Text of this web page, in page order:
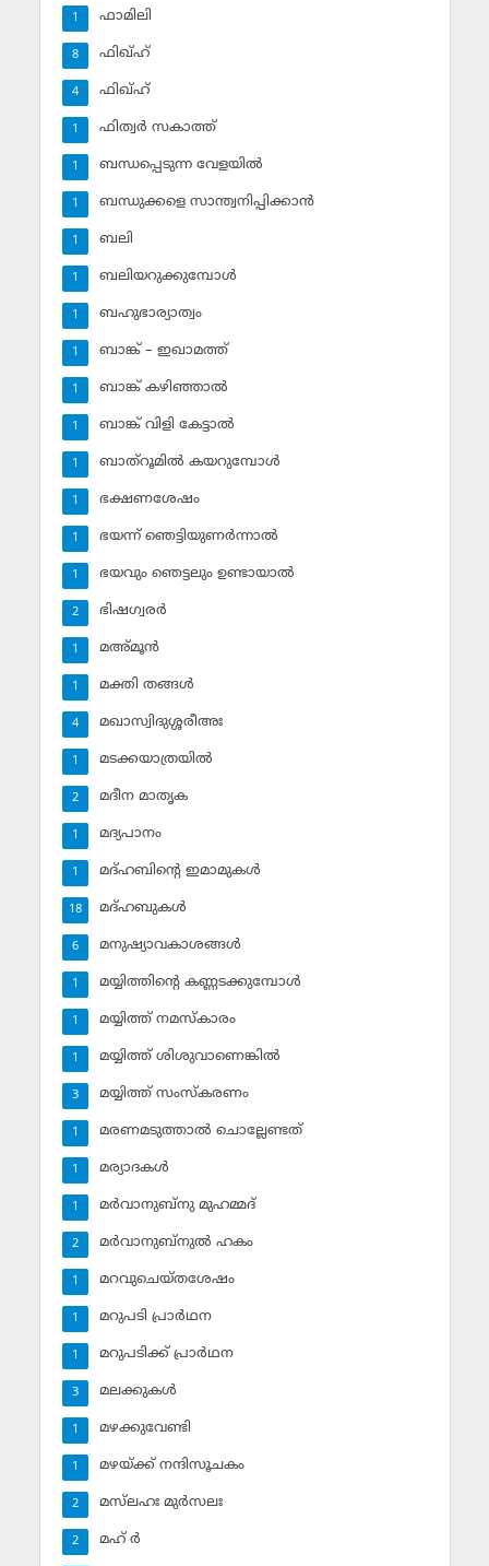
ഫാമിലി
1
ഫിഖ്ഹ്
8
ഫിഖ്ഹ്‌
4
ഫിത്വര്‍ സകാത്ത്‌
1
ബന്ധപ്പെടുന്ന വേളയില്‍
1
ബന്ധുക്കളെ സാന്ത്വനിപ്പിക്കാന്‍
1
ബലി
1
ബലിയറുക്കുമ്പോള്‍
1
ബഹുഭാര്യാത്വം
1
ബാങ്ക് – ഇഖാമത്ത്
1
ബാങ്ക് കഴിഞ്ഞാല്‍
1
ബാങ്ക് വിളി കേട്ടാല്‍
1
ബാത്‌റൂമില്‍ കയറുമ്പോള്‍
1
ഭക്ഷണശേഷം
1
ഭയന്ന് ഞെട്ടിയുണര്‍ന്നാല്‍
1
ഭയവും ഞെട്ടലും ഉണ്ടായാല്‍
1
ഭിഷഗ്വരര്‍
2
മഅ്മൂന്‍
1
മക്തി തങ്ങള്‍
1
മഖാസ്വിദുശ്ശരീഅഃ
4
മടക്കയാത്രയില്‍
1
മദീന മാതൃക
2
മദ്യപാനം
1
മദ്ഹബിന്റെ ഇമാമുകള്‍
1
മദ്ഹബുകള്‍
18
മനുഷ്യാവകാശങ്ങള്‍
6
മയ്യിത്തിന്റെ കണ്ണടക്കുമ്പോള്‍
1
മയ്യിത്ത് നമസ്‌കാരം
1
മയ്യിത്ത് ശിശുവാണെങ്കില്‍
1
മയ്യിത്ത് സംസ്‌കരണം
3
മരണമടുത്താല്‍ ചൊല്ലേണ്ടത്
1
മര്യാദകള്‍
1
മര്‍വാനുബ്‌നു മുഹമ്മദ്
1
മര്‍വാനുബ്‌നുല്‍ ഹകം
2
മറവുചെയ്തശേഷം
1
മറുപടി പ്രാര്‍ഥന
1
മറുപടിക്ക് പ്രാര്‍ഥന
1
മലക്കുകള്‍
3
മഴക്കുവേണ്ടി
1
മഴയ്ക്ക് നന്ദിസൂചകം
1
മസ്‌ലഹഃ മുര്‍സലഃ
2
മഹ് ര്‍
2